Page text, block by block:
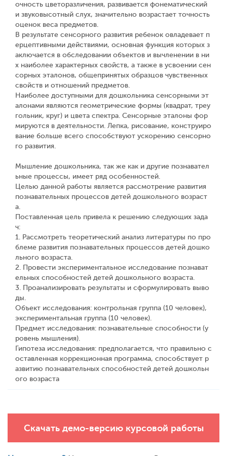
очность цветоразличения, развивается фонематический
и звуковысотный слух, значительно возрастает точность
оценок веса предметов.
В результате сенсорного развития ребенок овладевает п
ерцептивными действиями, основная функция которых з
аключается в обследовании объектов и вычленении в ни
х наиболее характерных свойств, а также в усвоении сен
сорных эталонов, общепринятых образцов чувственных
свойств и отношений предметов.
Наиболее доступными для дошкольника сенсорными эт
алонами являются геометрические формы (квадрат, треу
гольник, круг) и цвета спектра. Сенсорные эталоны фор
мируются в деятельности. Лепка, рисование, конструиро
вание больше всего способствуют ускорению сенсорно
го развития.
Мышление дошкольника, так же как и другие познавател
ьные процессы, имеет ряд особенностей.
Целью данной работы является рассмотрение развития
познавательных процессов детей дошкольного возраст
а.
Поставленная цель привела к решению следующих зада
ч:
1. Рассмотреть теоретический анализ литературы по про
блеме развития познавательных процессов детей дошко
льного возраста.
2. Провести экспериментальное исследование познават
ельных способностей детей дошкольного возраста.
3. Проанализировать результаты и сформулировать выво
ды.
Объект исследования: контрольная группа (10 человек),
экспериментальная группа (10 человек).
Предмет исследования: познавательные способности (у
ровень мышления).
Гипотеза исследования: предполагается, что правильно с
оставленная коррекционная программа, способствует р
азвитию познавательных способностей детей дошкольн
ого возраста
Скачать демо-версию курсовой работы